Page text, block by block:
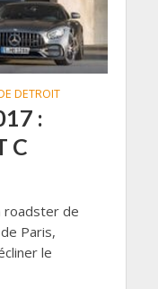
DETROIT
:
C
roadster de
Paris,
le